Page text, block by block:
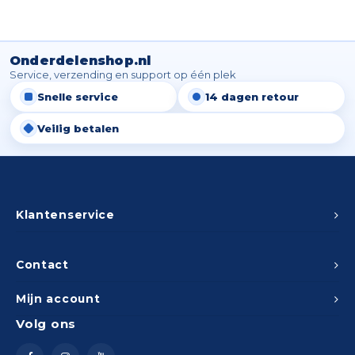
Onderdelenshop.nl
Service, verzending en support op één plek
Snelle service
14 dagen retour
Veilig betalen
Contact
Klantenservice
Mijn account
Volg ons